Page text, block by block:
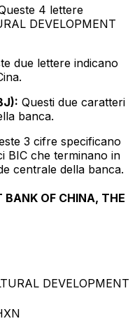
4 lettere
DEVELOPMENT
due lettere indicano
Questi due caratteri
banca.
3 cifre specificano
BIC che terminano in
centrale della banca.
BANK OF CHINA, THE
DEVELOPMENT